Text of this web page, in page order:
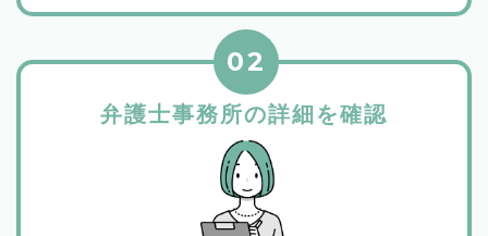
弁護士事務所の詳細を確認
02